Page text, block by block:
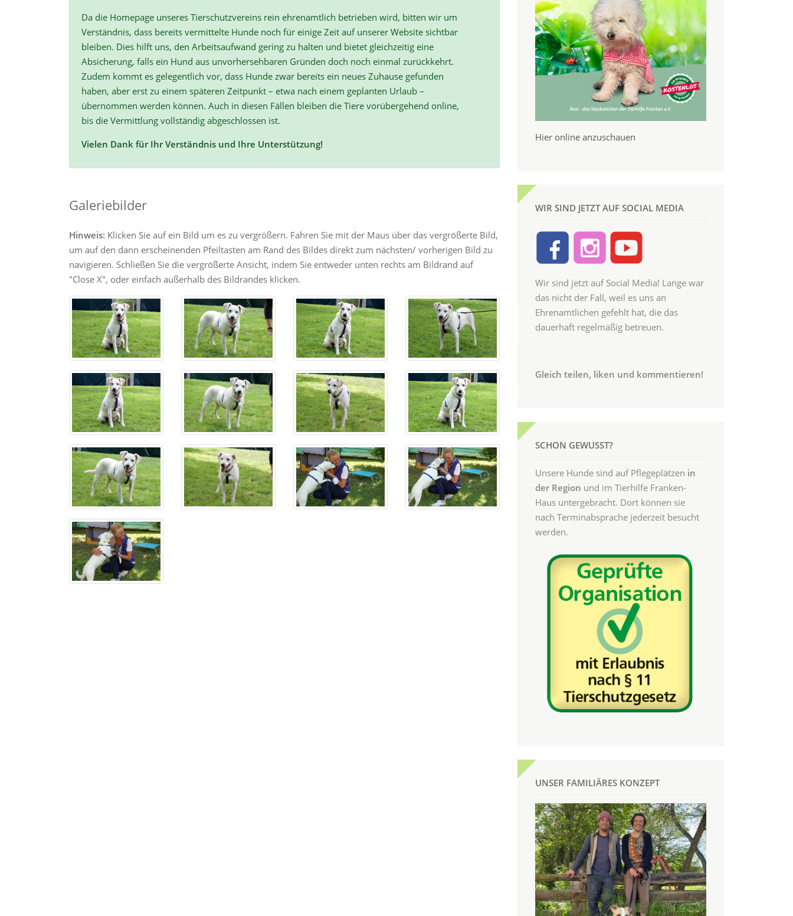
Da die Homepage unseres Tierschutzvereins rein ehrenamtlich betrieben wird, bitten wir um
Verständnis, dass bereits vermittelte Hunde noch für einige Zeit auf unserer Website sichtbar
bleiben. Dies hilft uns, den Arbeitsaufwand gering zu halten und bietet gleichzeitig eine
Absicherung, falls ein Hund aus unvorhersehbaren Gründen doch noch einmal zurückkehrt.
Zudem kommt es gelegentlich vor, dass Hunde zwar bereits ein neues Zuhause gefunden
haben, aber erst zu einem späteren Zeitpunkt – etwa nach einem geplanten Urlaub –
übernommen werden können. Auch in diesen Fällen bleiben die Tiere vorübergehend online,
bis die Vermittlung vollständig abgeschlossen ist.
Vielen Dank für Ihr Verständnis und Ihre Unterstützung!
Galeriebilder
Hinweis: Klicken Sie auf ein Bild um es zu vergrößern. Fahren Sie mit der Maus über das vergrößerte Bild,
um auf den dann erscheinenden Pfeiltasten am Rand des Bildes direkt zum nächsten/ vorherigen Bild zu
navigieren. Schließen Sie die vergrößerte Ansicht, indem Sie entweder unten rechts am Bildrand auf
"Close X", oder einfach außerhalb des Bildrandes klicken.
Hier online anzuschauen
WIR SIND JETZT AUF SOCIAL MEDIA
Wir sind jetzt auf Social Media! Lange war
das nicht der Fall, weil es uns an
Ehrenamtlichen gefehlt hat, die das
dauerhaft regelmäßig betreuen.
Gleich teilen, liken und kommentieren!
SCHON GEWUSST?
Unsere Hunde sind auf Pflegeplätzen in
der Region und im Tierhilfe Franken-
Haus untergebracht. Dort können sie
nach Terminabsprache jederzeit besucht
werden.
UNSER FAMILIÄRES KONZEPT